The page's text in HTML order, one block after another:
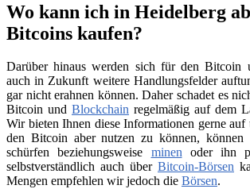
Wo kann ich in Heidelberg
Bitcoins kaufen?
Darüber hinaus werden sich für den Bitcoin
auch in Zukunft weitere Handlungsfelder
gar nicht erahnen können. Daher schadet es
Bitcoin und Blockchain regelmäßig auf dem
Wir bieten Ihnen diese Informationen gerne auf
den Bitcoin aber nutzen zu können, können
schürfen beziehungsweise minenoder ihn
selbstverständlich auch über Bitcoin-Börsen
Mengen empfehlen wir jedoch die Börsen.